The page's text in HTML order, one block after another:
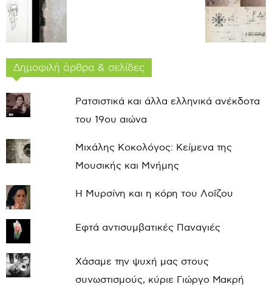
Δημοφιλή άρθρα & σελίδες
Ρατσιστικά και άλλα ελληνικά ανέκδοτα
του 19ου αιώνα
Μιχάλης Κοκολόγος: Κείμενα της
Μουσικής και Μνήμης
Η Μυρσίνη και η κόρη του Λοΐζου
Εφτά αντισυμβατικές Παναγιές
Χάσαμε την ψυχή μας στους
συνωστισμούς, κύριε Γιώργο Μακρή